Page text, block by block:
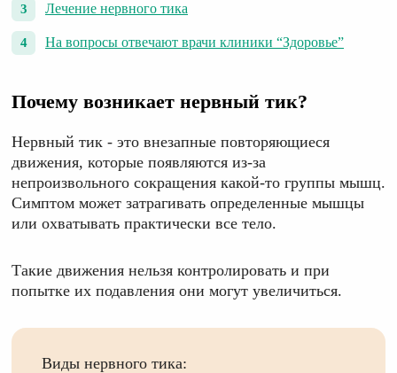
Лечение нервного тика
На вопросы отвечают врачи клиники “Здоровье”
Почему возникает нервный тик?
Нервный тик - это внезапные повторяющиеся
движения, которые появляются из-за
непроизвольного сокращения какой-то группы мышц.
Симптом может затрагивать определенные мышцы
или охватывать практически все тело.
Такие движения нельзя контролировать и при
попытке их подавления они могут увеличиться.
Виды нервного тика: